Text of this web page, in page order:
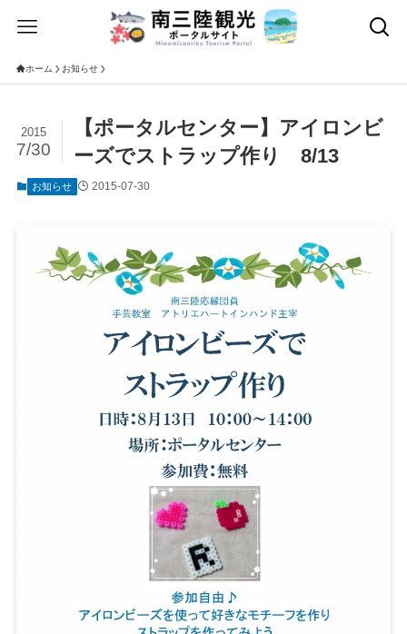
ホーム お知らせ
【ポータルセンター】アイロンビ
ーズでストラップ作り 8/13
2015
7/30
お知らせ 2015-07-30